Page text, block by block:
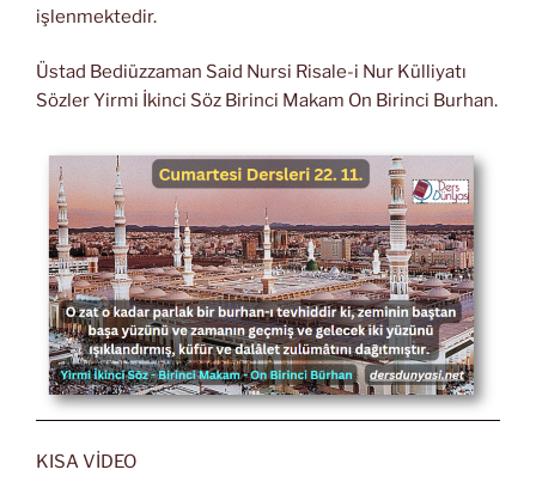
işlenmektedir.
Üstad Bediüzzaman Said Nursi Risale-i Nur Külliyatı
Sözler Yirmi İkinci Söz Birinci Makam On Birinci Burhan.
KISA VİDEO